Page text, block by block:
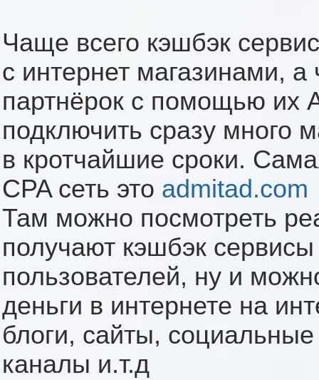
Чаще всего кэшбэк
с интернет магазинами, а
партнёрок с помощью их
подключить сразу много
в кротчайшие сроки.
CPA сеть это admitad.com
Там можно посмотреть
получают кэшбэк сервисы
пользователей, ну и
деньги в интернете на
блоги, сайты,
каналы и.т.д